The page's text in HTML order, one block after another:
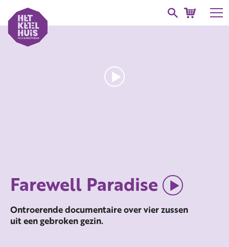
Farewell Paradise
Ontroerende documentaire over vier zussen
uit een gebroken gezin.